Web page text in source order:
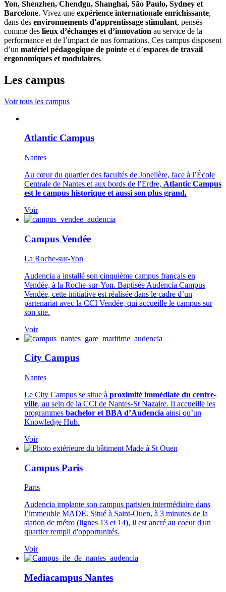
Yon, Shenzhen, Chendgu, Shanghai, São Paulo, Sydney et
Barcelone. Vivez une expérience internationale enrichissante,
dans des environnements d'apprentissage stimulant, pensés
comme des lieux d’échanges et d’innovation au service de la
performance et de l’impact de nos formations. Ces campus disposent
d’un matériel pédagogique de pointe et d’espaces de travail
ergonomiques et modulaires.
Les campus
Voir tous les campus
Atlantic Campus
Nantes
Au cœur du quartier des facultés de Jonelière, face à l’École
Centrale de Nantes et aux bords de l’Erdre, Atlantic Campus
est le campus historique et aussi son plus grand.
Voir
Campus Vendée
La Roche-sur-Yon
Audencia a installé son cinquième campus français en
Vendée, à la Roche-sur-Yon. Baptisée Audencia Campus
Vendée, cette initiative est réalisée dans le cadre d’un
partenariat avec la CCI Vendée, qui accueille le campus sur
son site.
Voir
City Campus
Nantes
Le City Campus se situe à proximité immédiate du centre-
ville, au sein de la CCI de Nantes-St Nazaire. Il accueille les
programmes bachelor et BBA d’Audencia ainsi qu’un
Knowledge Hub.
Voir
Campus Paris
Paris
Audencia implante son campus parisien intermédiaire dans
l’immeuble MADE. Situé à Saint-Ouen, à 3 minutes de la
station de métro (lignes 13 et 14), il est ancré au coeur d'un
quartier rempli d'opportunités.
Voir
Mediacampus Nantes